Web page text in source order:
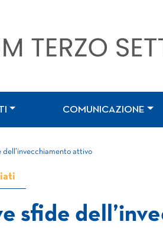
COMUNICAZIONE
dell’invecchiamento attivo
sfide